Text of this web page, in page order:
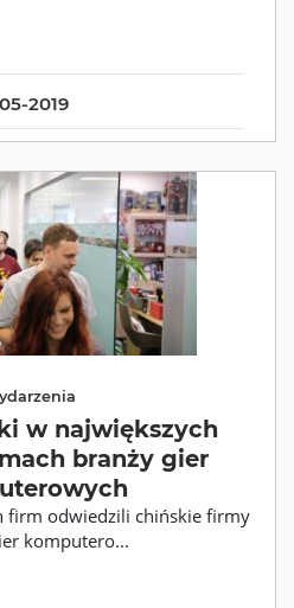
2019
w największych
branży gier
firm odwiedzili chińskie firmy
komputero...